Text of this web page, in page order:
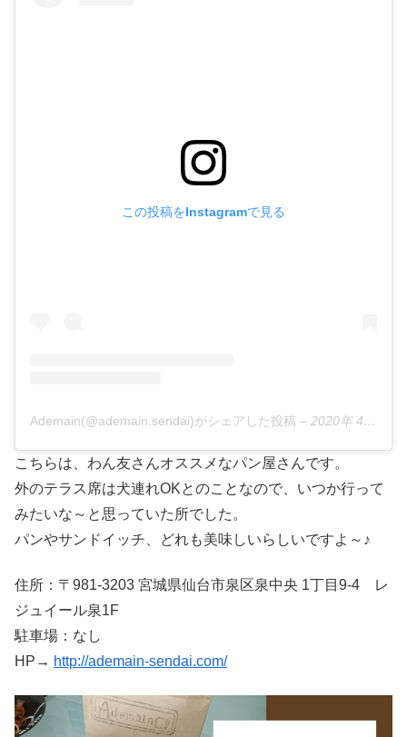
この投稿をInstagramで見る
Ademain(@ademain.sendai)がシェアした投稿 – 2020年 4月月1日午後8時06分PDT
こちらは、わん友さんオススメなパン屋さんです。
外のテラス席は犬連れOKとのことなので、いつか行って
みたいな～と思っていた所でした。
パンやサンドイッチ、どれも美味しいらしいですよ～♪
住所：〒981-3203 宮城県仙台市泉区泉中央 1丁目9-4 レ
ジュイール泉1F
駐車場：なし
HP→ http://ademain-sendai.com/